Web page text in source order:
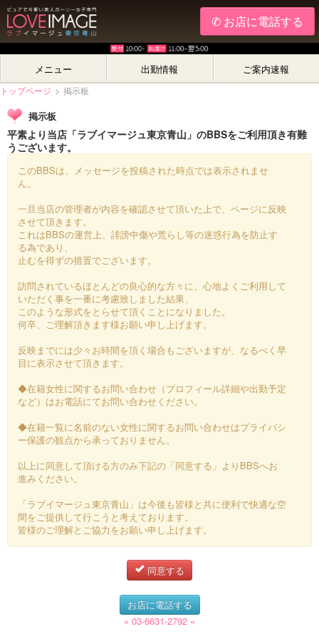
✆ お店に電話する
メニュー 出勤情報 ご案内速報
トップページ > 掲示板
掲示板
平素より当店「ラブイマージュ東京青山」のBBSをご利用頂き有難
うございます。
このBBSは、メッセージを投稿された時点では表示されませ
ん。
一旦当店の管理者が内容を確認させて頂いた上で、ページに反映
させて頂きます。
これはBBSの運営上、誹謗中傷や荒らし等の迷惑行為を防止す
る為であり、
止むを得ずの措置でございます。
訪問されているほとんどの良心的な方々に、心地よくご利用して
いただく事を一番に考慮致しました結果、
このような形式をとらせて頂くことになりました。
何卒、ご理解頂きます様お願い申し上げます。
反映までには少々お時間を頂く場合もございますが、なるべく早
目に表示させて頂きます。
◆在籍女性に関するお問い合わせ（プロフィール詳細や出勤予定
など）はお電話にてお問い合わせください。
◆在籍一覧に名前のない女性に関するお問い合わせはプライバシ
ー保護の観点から承っておりません。
以上に同意して頂ける方のみ下記の「同意する」よりBBSへお
進みください。
「ラブイマージュ東京青山」は今後も皆様と共に便利で快適な空
間をご提供して行こうと考えております。
皆様のご理解とご協力をお願い申し上げます。
同意する
お店に電話する
» 03-6631-2792 «